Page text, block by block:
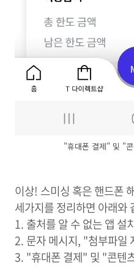
"휴대폰 결제" 및 "
이상! 스미싱 혹은 핸드폰
세가지를 정리하면 아래와
1. 출처를 알 수 없는 앱 설
2. 문자 메시지, "첨부파일
3. "휴대폰 결제" 및 "콘텐